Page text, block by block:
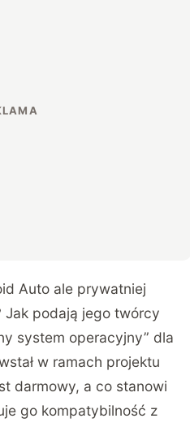
Auto ale prywatniej
Jak podają jego twórcy
system operacyjny” dla
w ramach projektu
darmowy, a co stanowi
go kompatybilność z